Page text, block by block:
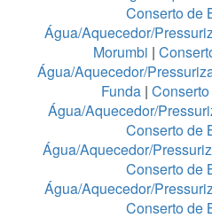
Conserto de
Água/Aquecedor/
Morumbi |
Água/Aquecedor/
Funda|
Água/Aquecedor/
Conserto de
Água/Aquecedor/
Conserto de
Água/Aquecedor/
Conserto de